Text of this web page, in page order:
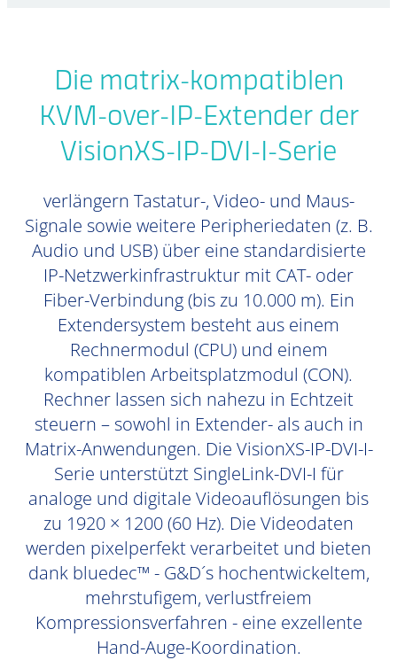
Die matrix-kompatiblen
KVM-over-IP-Extender der
VisionXS-IP-DVI-I-Serie
verlängern Tastatur-, Video- und Maus-
Signale sowie weitere Peripheriedaten (z. B.
Audio und USB) über eine standardisierte
IP-Netzwerkinfrastruktur mit CAT- oder
Fiber-Verbindung (bis zu 10.000 m). Ein
Extendersystem besteht aus einem
Rechnermodul (CPU) und einem
kompatiblen Arbeitsplatzmodul (CON).
Rechner lassen sich nahezu in Echtzeit
steuern – sowohl in Extender- als auch in
Matrix-Anwendungen. Die VisionXS-IP-DVI-I-
Serie unterstützt SingleLink-DVI-I für
analoge und digitale Videoauflösungen bis
zu 1920 × 1200 (60 Hz). Die Videodaten
werden pixelperfekt verarbeitet und bieten
dank bluedec™ - G&D´s hochentwickeltem,
mehrstufigem, verlustfreiem
Kompressionsverfahren - eine exzellente
Hand-Auge-Koordination.